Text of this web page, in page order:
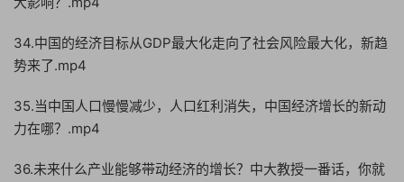
34.中国的经济目标从GDP最大化走向了社会风险最大化，新趋
势来了.mp4
35.当中国人口慢慢减少，人口红利消失，中国经济增长的新动
力在哪？.mp4
36.未来什么产业能够带动经济的增长？中大教授一番话，你就